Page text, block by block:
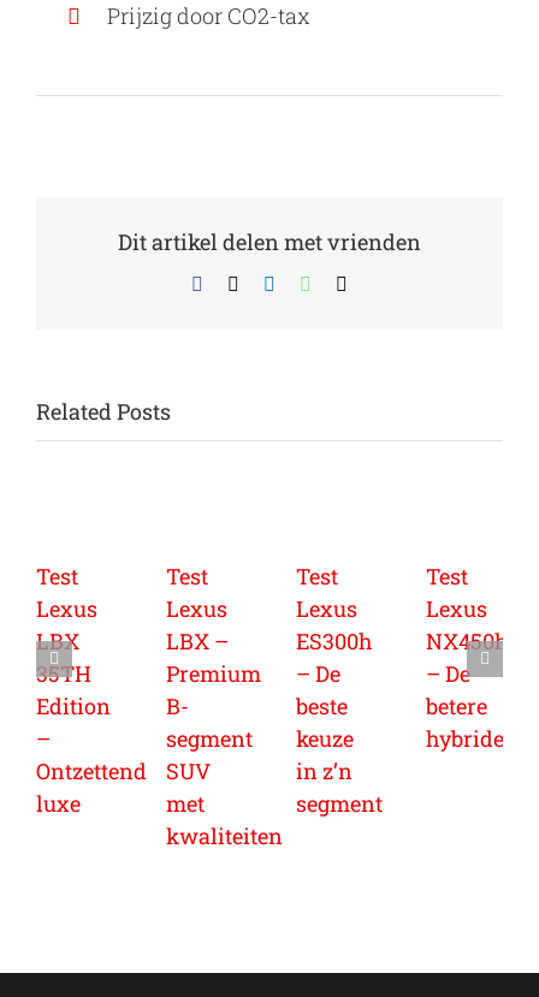
Prijzig door CO2-tax
Dit artikel delen met vrienden
Facebook LinkedInWhatsApp
Related Posts
Test
Lexus
LBX
35TH
Edition
–
Ontzettend
luxe
Test
Lexus
LBX –
Premium
B-
segment
SUV
met
kwaliteiten
Test
Lexus
ES300h
– De
beste
keuze
in z’n
segment
Test
Lexus
NX450h
– De
betere
hybride